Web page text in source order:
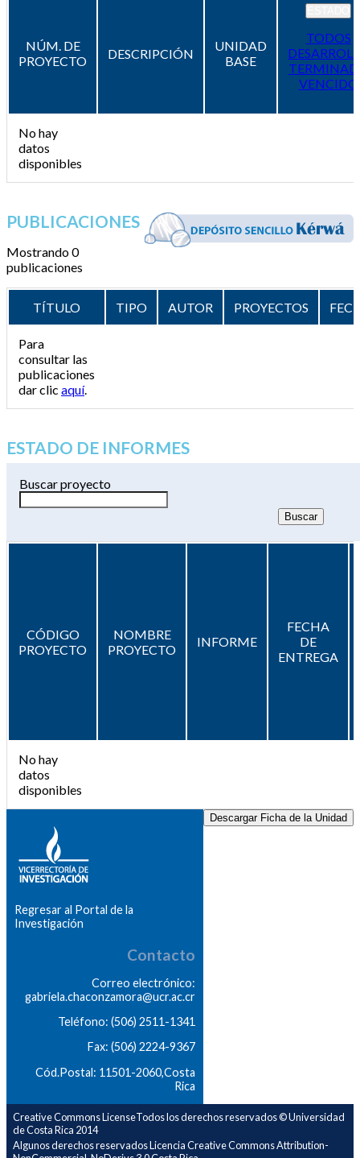
NÚM. DE
PROYECTO
DESCRIPCIÓN
UNIDAD
BASE
TODOS
VENCIDO
No hay
datos
disponibles
PUBLICACIONES
Mostrando 0
publicaciones
TÍTULO TIPO AUTOR PROYECTOS
Para
consultar las
publicaciones
dar clic aquí.
ESTADO DE INFORMES
Buscar proyecto
CÓDIGO
PROYECTO
NOMBRE
PROYECTO
INFORME
FECHA
DE
ENTREGA
No hay
datos
disponibles
Descargar Ficha de la Unidad
Regresar al Portal de la
Investigación
Contacto
Correo electrónico:
gabriela.chaconzamora@ucr.ac.cr
Teléfono: (506) 2511-1341
Fax: (506) 2224-9367
Cód.Postal: 11501-2060,Costa
Rica
Creative Commons LicenseTodos los derechos reservados © Universidad
de Costa Rica 2014
Algunos derechos reservados Licencia Creative Commons Attribution-